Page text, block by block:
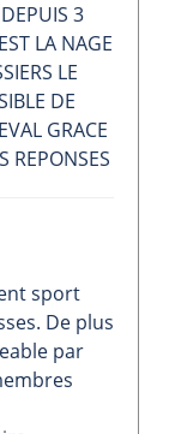
3
LA NAGE
LE
DE
GRACE
REPONSES
sport
De plus
par